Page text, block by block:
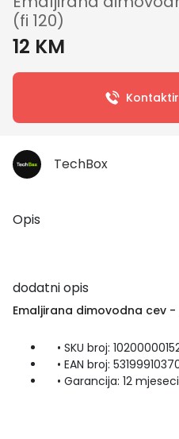
(fi 120)
12 KM
TechBox
Opis
dodatni opis
Emaljirana dimovodna cev
• SKU broj:
• EAN broj:
• Garancija: 12 mjeseci